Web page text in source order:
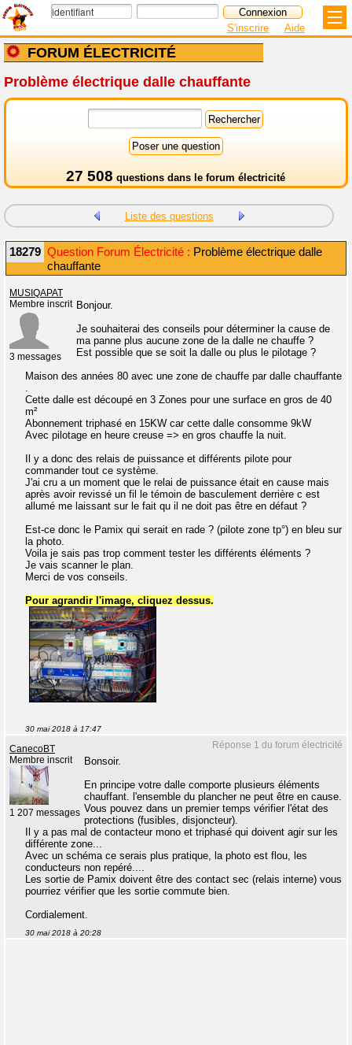
FORUM ÉLECTRICITÉ
S'inscrire Aide
Problème électrique dalle chauffante
27 508 questions dans le forum électricité
Liste des questions
18279 Question Forum Électricité : Problème électrique dalle
chauffante
MUSIQAPAT
Membre inscrit
3 messages
Bonjour.
Je souhaiterai des conseils pour déterminer la cause de
ma panne plus aucune zone de la dalle ne chauffe ?
Est possible que se soit la dalle ou plus le pilotage ?
Maison des années 80 avec une zone de chauffe par dalle chauffante
.
Cette dalle est découpé en 3 Zones pour une surface en gros de 40
m²
Abonnement triphasé en 15KW car cette dalle consomme 9kW
Avec pilotage en heure creuse => en gros chauffe la nuit.
Il y a donc des relais de puissance et différents pilote pour
commander tout ce système.
J'ai cru a un moment que le relai de puissance était en cause mais
après avoir revissé un fil le témoin de basculement derrière c est
allumé me laissant sur le fait qu il ne doit pas être en défaut ?
Est-ce donc le Pamix qui serait en rade ? (pilote zone tp°) en bleu sur
la photo.
Voila je sais pas trop comment tester les différents éléments ?
Je vais scanner le plan.
Merci de vos conseils.
Pour agrandir l'image, cliquez dessus.
30 mai 2018 à 17:47
Réponse 1 du forum électricité
CanecoBT
Membre inscrit
1 207 messages
Bonsoir.
En principe votre dalle comporte plusieurs éléments
chauffant. l'ensemble du plancher ne peut être en cause.
Vous pouvez dans un premier temps vérifier l'état des
protections (fusibles, disjoncteur).
Il y a pas mal de contacteur mono et triphasé qui doivent agir sur les
différente zone...
Avec un schéma ce serais plus pratique, la photo est flou, les
conducteurs non repéré....
Les sortie de Pamix doivent être des contact sec (relais interne) vous
pourriez vérifier que les sortie commute bien.
Cordialement.
30 mai 2018 à 20:28